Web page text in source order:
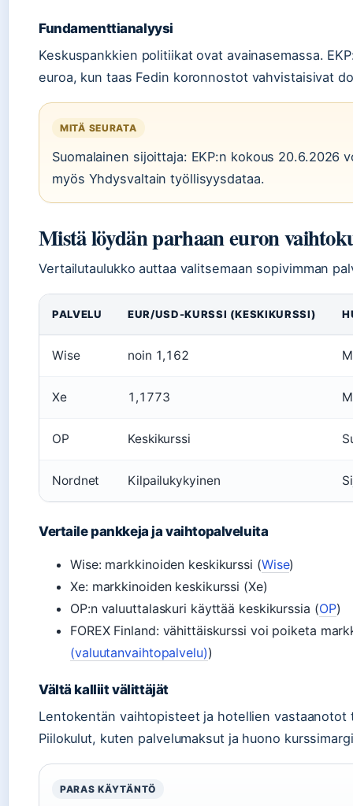
Fundamenttianalyysi
Keskuspankkien politiikat ovat avainasemassa.
euroa, kun taas Fedin koronnostot vahvistaisivat
MITÄ SEURATA
Suomalainen sijoittaja: EKP:n kokous 20.6.2026
myös Yhdysvaltain työllisyysdataa.
Mistä löydän parhaan euron
Vertailutaulukko auttaa valitsemaan sopivimman
PALVELU EUR/USD-KURSSI (KESKIKURSSI)
Wise noin 1,162
Xe 1,1773
OP Keskikurssi
Nordnet Kilpailukykyinen
Vertaile pankkeja ja vaihtopalveluita
Wise: markkinoiden keskikurssi (Wise)
Xe: markkinoiden keskikurssi (Xe)
OP:n valuuttalaskuri käyttää keskikurssia (OP)
FOREX Finland: vähittäiskurssi voi poiketa
(valuutanvaihtopalvelu))
Vältä kalliit välittäjät
Lentokentän vaihtopisteet ja hotellien vastaanotot
Piilokulut, kuten palvelumaksut ja huono
PARAS KÄYTÄNTÖ